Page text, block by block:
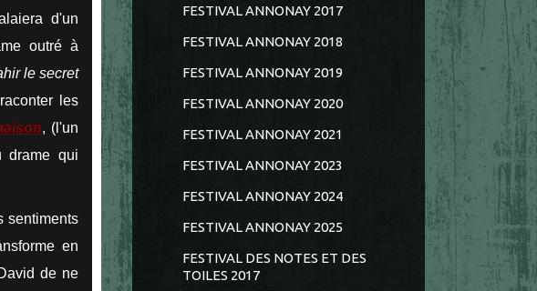
d'un
outré à
le secret
les
, (l'un
drame qui
sentiments
en
de ne
FESTIVAL ANNONAY 2017
FESTIVAL ANNONAY 2018
FESTIVAL ANNONAY 2019
FESTIVAL ANNONAY 2020
FESTIVAL ANNONAY 2021
FESTIVAL ANNONAY 2023
FESTIVAL ANNONAY 2024
FESTIVAL ANNONAY 2025
FESTIVAL DES NOTES ET DES
TOILES 2017